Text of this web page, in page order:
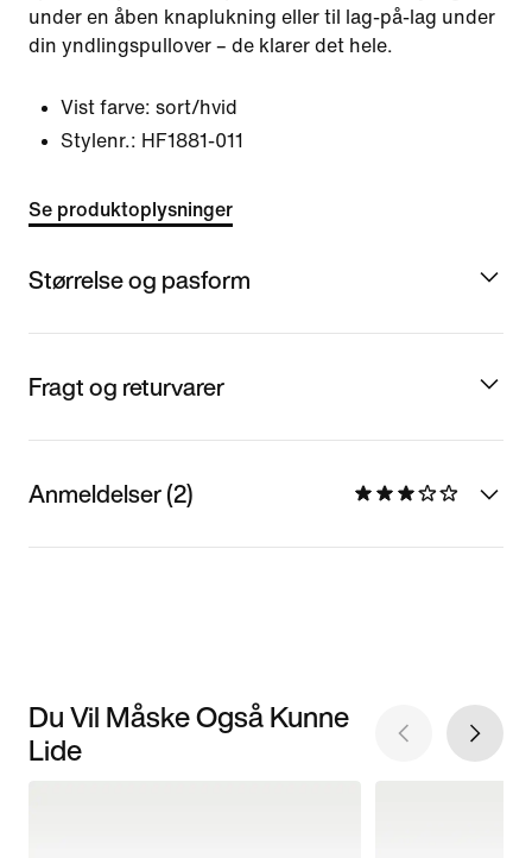
under en åben knaplukning eller til lag-på-lag under
din yndlingspullover – de klarer det hele.
Vist farve: sort/hvid
Stylenr.: HF1881-011
Se produktoplysninger
Størrelse og pasform
Fragt og returvarer
Anmeldelser (2)
Du Vil Måske Også Kunne
Lide